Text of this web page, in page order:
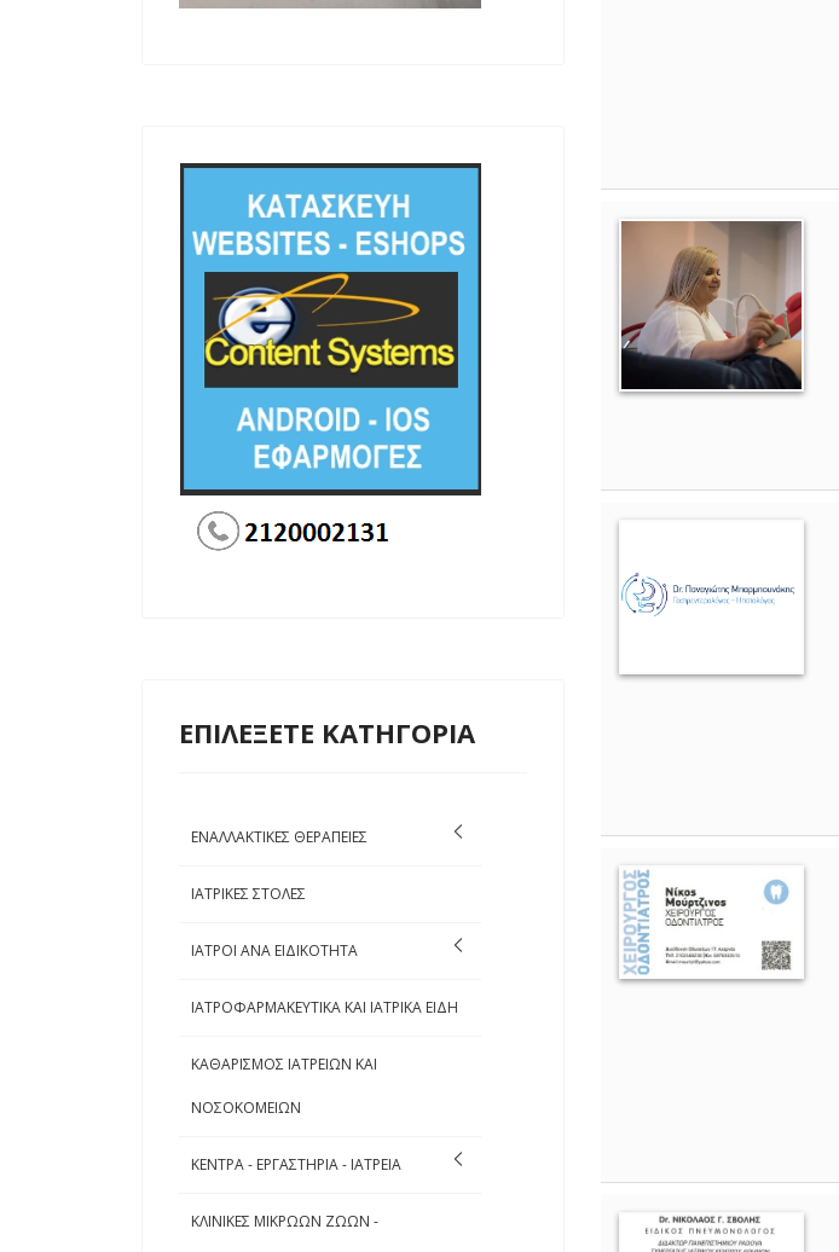
ΕΠΙΛΕΞΕΤΕ ΚΑΤΗΓΟΡΙΑ
ΕΝΑΛΛΑΚΤΙΚΕΣ ΘΕΡΑΠΕΙΕΣ
ΙΑΤΡΙΚΕΣ ΣΤΟΛΕΣ
ΙΑΤΡΟΙ ΑΝΑ ΕΙΔΙΚΟΤΗΤΑ
ΙΑΤΡΟΦΑΡΜΑΚΕΥΤΙΚΑ ΚΑΙ ΙΑΤΡΙΚΑ ΕΙΔΗ
ΚΑΘΑΡΙΣΜΟΣ ΙΑΤΡΕΙΩΝ ΚΑΙ
ΝΟΣΟΚΟΜΕΙΩΝ
ΚΕΝΤΡΑ - ΕΡΓΑΣΤΗΡΙΑ - ΙΑΤΡΕΙΑ
ΚΛΙΝΙΚΕΣ ΜΙΚΡΩΩΝ ΖΩΩΝ -